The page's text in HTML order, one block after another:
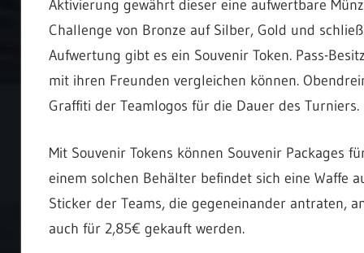
Aktivierung gewährt dieser eine aufwertbare
Challenge von Bronze auf Silber, Gold und
Aufwertung gibt es ein Souvenir Token. Pass-
mit ihren Freunden vergleichen können.
Graffiti der Teamlogos für die Dauer des Turniers.
Mit Souvenir Tokens können Souvenir Packages
einem solchen Behälter befindet sich eine Waffe
Sticker der Teams, die gegeneinander antraten,
auch für 2,85€ gekauft werden.